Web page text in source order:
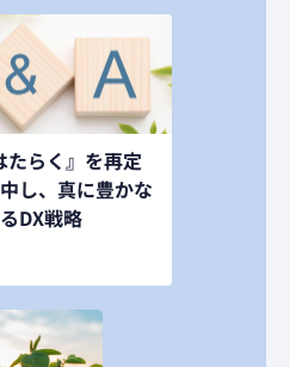
らく』を再定
し、真に豊かな
DX戦略